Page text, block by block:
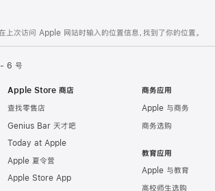
上次访问 Apple 网站时输入的位置信息，找到了你的位置。
- 6 号
Apple Store 商店
查找零售店
Genius Bar 天才吧
Today at Apple
Apple 夏令营
Apple Store App
商务应用
Apple 与商务
商务选购
教育应用
Apple 与教育
高校师生选购